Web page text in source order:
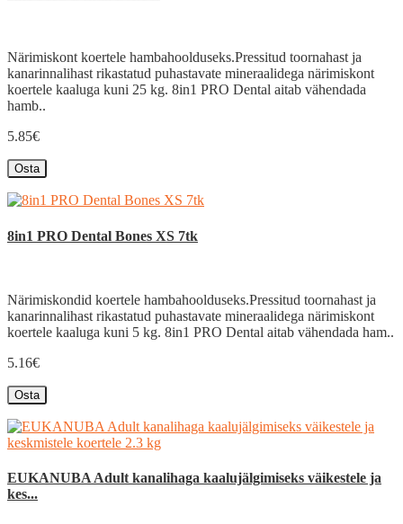
Närimiskont koertele hambahoolduseks.Pressitud toornahast ja
kanarinnalihast rikastatud puhastavate mineraalidega närimiskont
koertele kaaluga kuni 25 kg. 8in1 PRO Dental aitab vähendada
hamb..
5.85€
Osta
8in1 PRO Dental Bones XS 7tk
Närimiskondid koertele hambahoolduseks.Pressitud toornahast ja
kanarinnalihast rikastatud puhastavate mineraalidega närimiskont
koertele kaaluga kuni 5 kg. 8in1 PRO Dental aitab vähendada ham..
5.16€
Osta
EUKANUBA Adult kanalihaga kaalujälgimiseks väikestele ja
kes...